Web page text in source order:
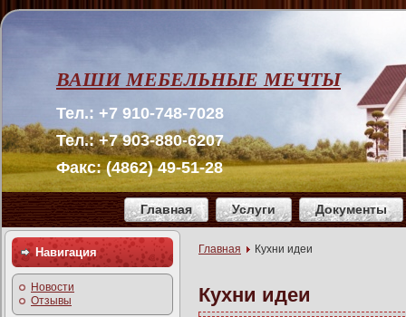
ВАШИ МЕБЕЛЬНЫЕ МЕЧТЫ
Тел.: +7 910-748-7028
Тел.: +7 903-880-6207
Факс: (4862) 49-51-28
Главная Услуги Документы
Навигация
Новости
Отзывы
Главная Кухни идеи
Кухни идеи